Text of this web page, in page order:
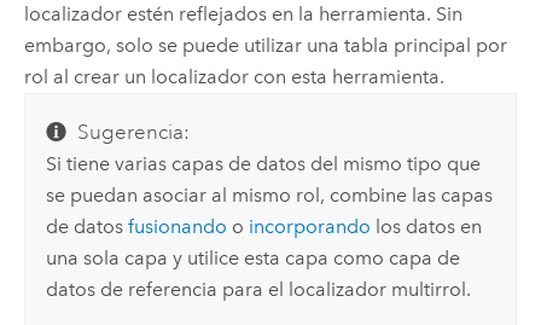
localizador estén reflejados en la herramienta. Sin
embargo, solo se puede utilizar una tabla principal por
rol al crear un localizador con esta herramienta.
Sugerencia:
Si tiene varias capas de datos del mismo tipo que
se puedan asociar al mismo rol, combine las capas
de datosfusionando o incorporando los datos en
una sola capa y utilice esta capa como capa de
datos de referencia para el localizador multirrol.